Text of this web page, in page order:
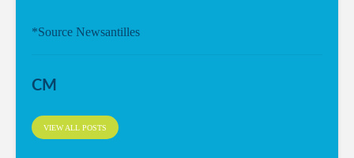
*Source Newsantilles
CM
VIEW ALL POSTS